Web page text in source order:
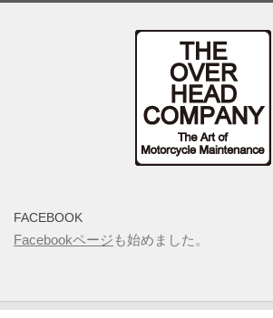
FACEBOOK
Facebookページ も始めました。